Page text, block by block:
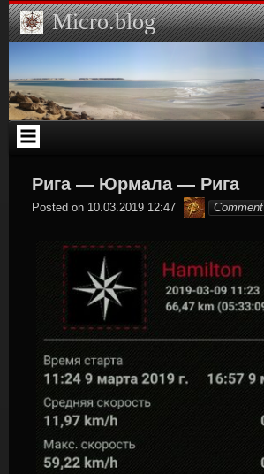
Skip
to
content
Micro.blog
Рига — Юрмала — Рига
Posted on 10.03.2019 12:47 Hamilton
Comment